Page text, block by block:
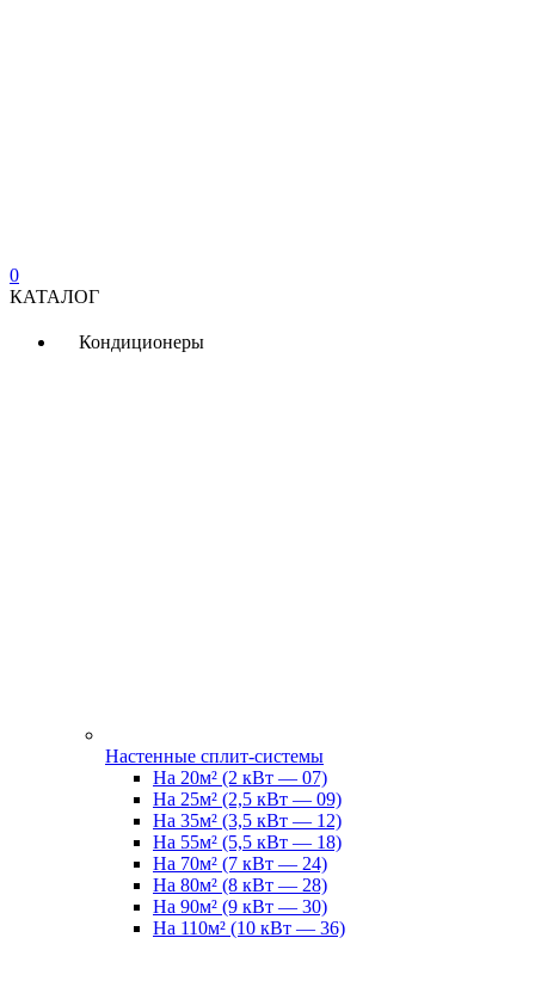
0
КАТАЛОГ
Кондиционеры
Настенные сплит-системы
На 20м² (2 кВт — 07)
На 25м² (2,5 кВт — 09)
На 35м² (3,5 кВт — 12)
На 55м² (5,5 кВт — 18)
На 70м² (7 кВт — 24)
На 80м² (8 кВт — 28)
На 90м² (9 кВт — 30)
На 110м² (10 кВт — 36)